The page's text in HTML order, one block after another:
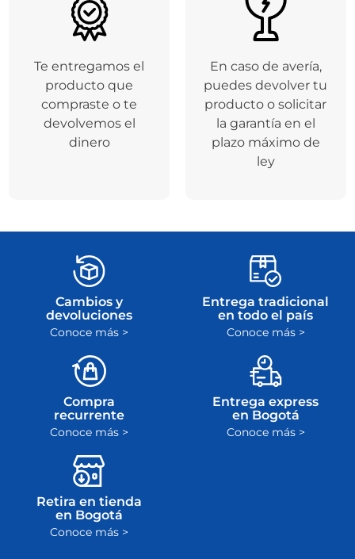
Te entregamos el
producto que
compraste o te
devolvemos el
dinero
En caso de avería,
puedes devolver tu
producto o solicitar
la garantía en el
plazo máximo de
ley
Cambios y
devoluciones
Conoce más >
Entrega tradicional
en todo el país
Conoce más >
Compra
recurrente
Conoce más >
Entrega express
en Bogotá
Conoce más >
Retira en tienda
en Bogotá
Conoce más >